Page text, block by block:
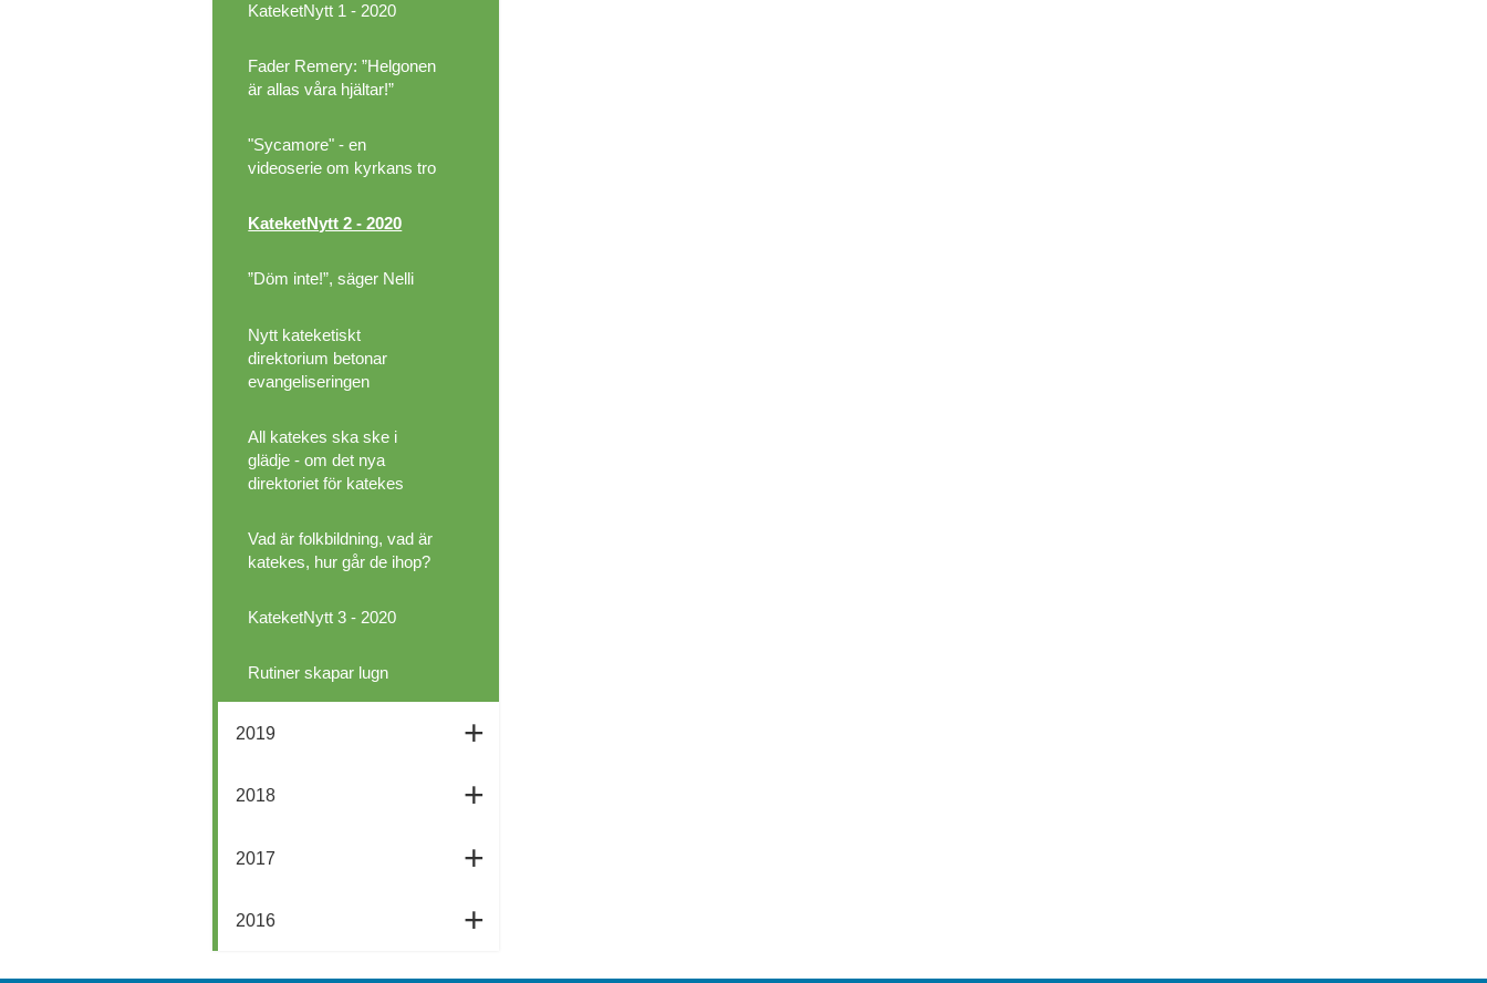
KateketNytt 1 - 2020
Fader Remery: ”Helgonen
är allas våra hjältar!”
"Sycamore" - en
videoserie om kyrkans tro
KateketNytt 2 - 2020
”Döm inte!”, säger Nelli
Nytt kateketiskt
direktorium betonar
evangeliseringen
All katekes ska ske i
glädje - om det nya
direktoriet för katekes
Vad är folkbildning, vad är
katekes, hur går de ihop?
KateketNytt 3 - 2020
Rutiner skapar lugn
2019
2018
2017
2016